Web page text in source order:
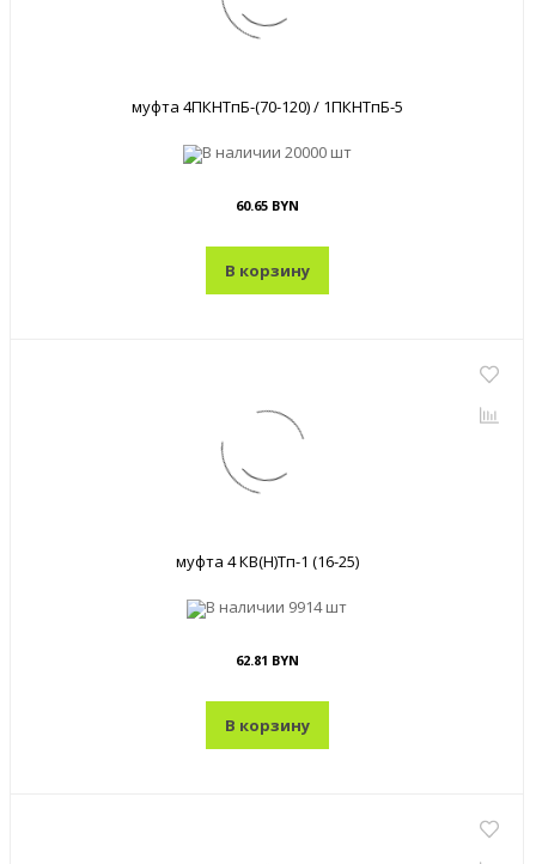
муфта 4ПКНТпБ-(70-120) / 1ПКНТпБ-5
В наличии 20000 шт
60.65 BYN
В корзину
муфта 4 КВ(Н)Тп-1 (16-25)
В наличии 9914 шт
62.81 BYN
В корзину